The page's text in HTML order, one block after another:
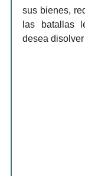
sus bienes,
las batallas
desea